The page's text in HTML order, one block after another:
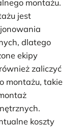
montażu.
jest
dlatego
ekipy
zaliczyć
montażu, takie
koszty